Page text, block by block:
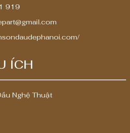
919
ÍCH
Nghệ Thuật